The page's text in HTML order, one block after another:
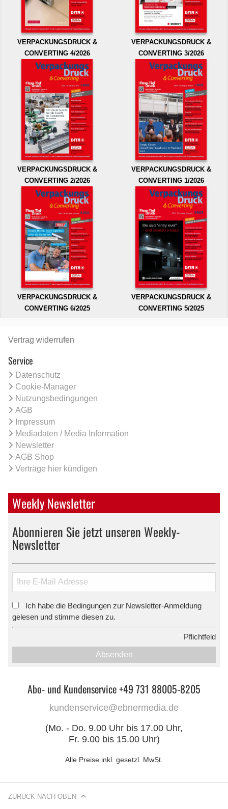
VERPACKUNGSDRUCK &
CONVERTING 4/2026
VERPACKUNGSDRUCK &
CONVERTING 3/2026
VERPACKUNGSDRUCK &
CONVERTING 2/2026
VERPACKUNGSDRUCK &
CONVERTING 1/2026
VERPACKUNGSDRUCK &
CONVERTING 6/2025
VERPACKUNGSDRUCK &
CONVERTING 5/2025
Vertrag widerrufen
Service
Datenschutz
Cookie-Manager
Nutzungsbedingungen
AGB
Impressum
Mediadaten / Media Information
Newsletter
AGB Shop
Verträge hier kündigen
Weekly Newsletter
Abonnieren Sie jetzt unseren Weekly-
Newsletter
Ich habe die Bedingungen zur Newsletter-Anmeldung
gelesen und stimme diesen zu.
Pflichtfeld
Absenden
Abo- und Kundenservice +49 731 88005-8205
kundenservice@ebnermedia.de
(Mo. - Do. 9.00 Uhr bis 17.00 Uhr,
Fr. 9.00 bis 15.00 Uhr)
Alle Preise inkl. gesetzl. MwSt.
ZURÜCK NACH OBEN